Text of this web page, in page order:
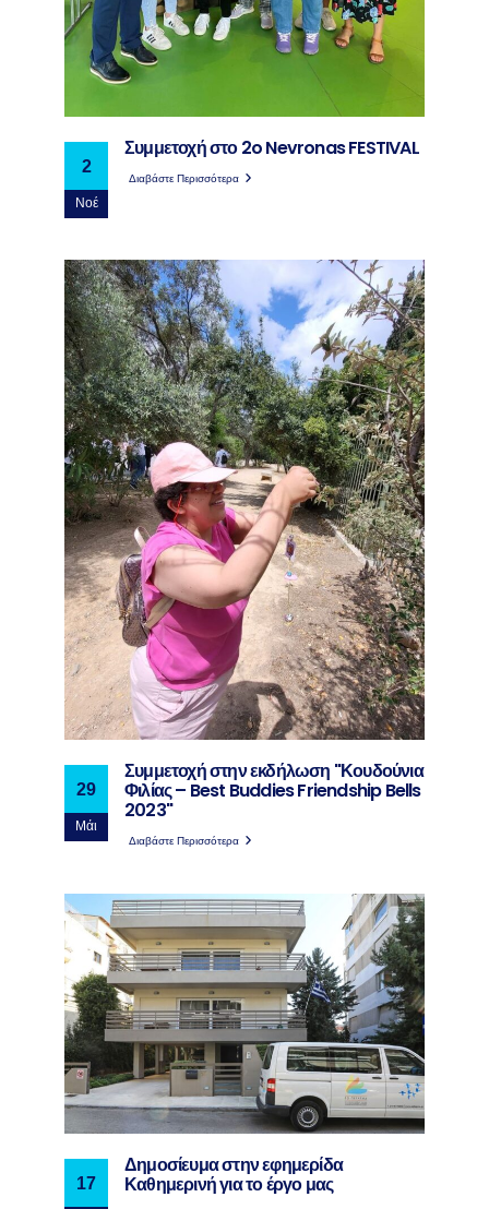
2
Νοέ
Συμμετοχή στο 2o Nevronas FESTIVAL
Διαβάστε Περισσότερα
29
Μάι
Συμμετοχή στην εκδήλωση "Κουδούνια
Φιλίας – Best Buddies Friendship Bells
2023"
Διαβάστε Περισσότερα
17
Δημοσίευμα στην εφημερίδα
Καθημερινή για το έργο μας